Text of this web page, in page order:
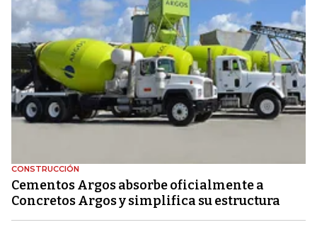
CONSTRUCCIÓN
Cementos Argos absorbe oficialmente a
Concretos Argos y simplifica su estructura